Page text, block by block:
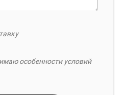
особенности условий